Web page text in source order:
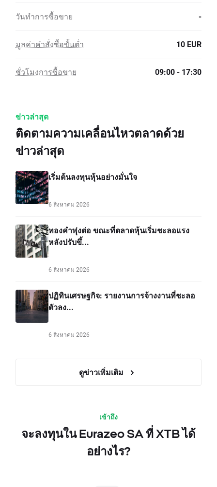
วันทำการซื้อขาย -
มูลค่าคำสั่งซื้อขั้นต่ำ 10 EUR
ชั่วโมงการซื้อขาย 09:00 - 17:30
ข่าวล่าสุด
ติดตามความเคลื่อนไหวตลาดด้วย
ข่าวล่าสุด
เริ่มต้นลงทุนหุ้นอย่างมั่นใจ
6 สิงหาคม 2026
ทองคำพุ่งต่อ ขณะที่ตลาดหุ้นเริ่มชะลอแรง
หลังปรับขึ้...
6 สิงหาคม 2026
ปฏิทินเศรษฐกิจ: รายงานการจ้างงานที่ชะลอ
ตัวลง...
6 สิงหาคม 2026
ดูข่าวเพิ่มเติม
เข้าถึง
จะลงทุนใน Eurazeo SA ที่ XTB ได้
อย่างไร?